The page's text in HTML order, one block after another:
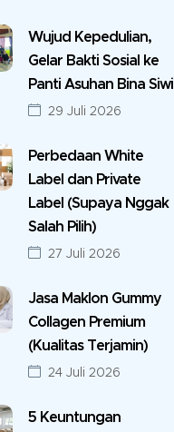
Wujud Kepedulian,
Gelar Bakti Sosial ke
Panti Asuhan Bina Siwi
29 Juli 2026
Perbedaan White
Label dan Private
Label (Supaya Nggak
Salah Pilih)
27 Juli 2026
Jasa Maklon Gummy
Collagen Premium
(Kualitas Terjamin)
24 Juli 2026
5 Keuntungan